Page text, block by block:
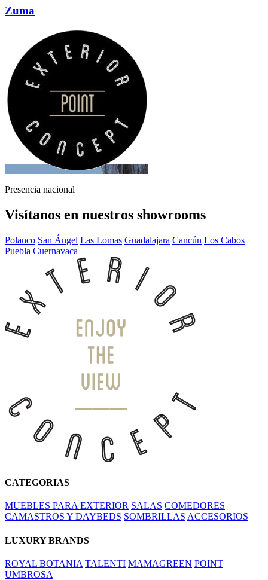
Zuma
Presencia nacional
Visítanos en nuestros showrooms
Polanco San Ángel Las Lomas Guadalajara Cancún Los Cabos
Puebla Cuernavaca
CATEGORIAS
MUEBLES PARA EXTERIOR SALAS COMEDORES
CAMASTROS Y DAYBEDS SOMBRILLAS ACCESORIOS
LUXURY BRANDS
ROYAL BOTANIA TALENTI MAMAGREEN POINT
UMBROSA